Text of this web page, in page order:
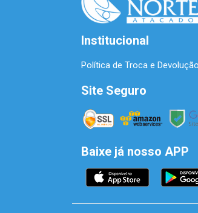
Institucional
Política de Troca e Devolução
Site Seguro
Baixe já nosso APP